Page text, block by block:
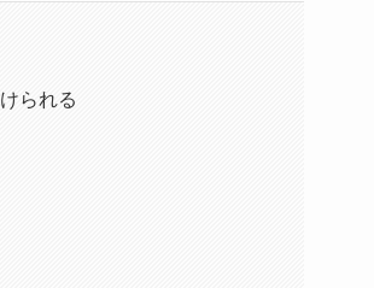
られる